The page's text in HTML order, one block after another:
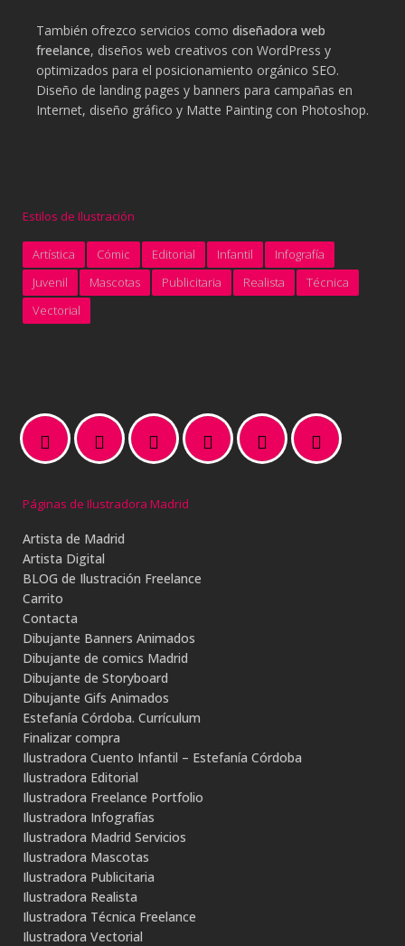
También ofrezco servicios como diseñadora web
freelance, diseños web creativos con WordPress y
optimizados para el posicionamiento orgánico SEO.
Diseño de landing pages y banners para campañas en
Internet, diseño gráfico y Matte Painting con Photoshop.
Estilos de Ilustración
Artística Cómic Editorial Infantil
Infografía
Juvenil
Mascotas Publicitaria Realista
Técnica
Vectorial
Páginas de Ilustradora Madrid
Artista de Madrid
Artista Digital
BLOG de Ilustración Freelance
Carrito
Contacta
Dibujante Banners Animados
Dibujante de comics Madrid
Dibujante de Storyboard
Dibujante Gifs Animados
Estefanía Córdoba. Currículum
Finalizar compra
Ilustradora Cuento Infantil – Estefanía Córdoba
Ilustradora Editorial
Ilustradora Freelance Portfolio
Ilustradora Infografías
Ilustradora Madrid Servicios
Ilustradora Mascotas
Ilustradora Publicitaria
Ilustradora Realista
Ilustradora Técnica Freelance
Ilustradora Vectorial